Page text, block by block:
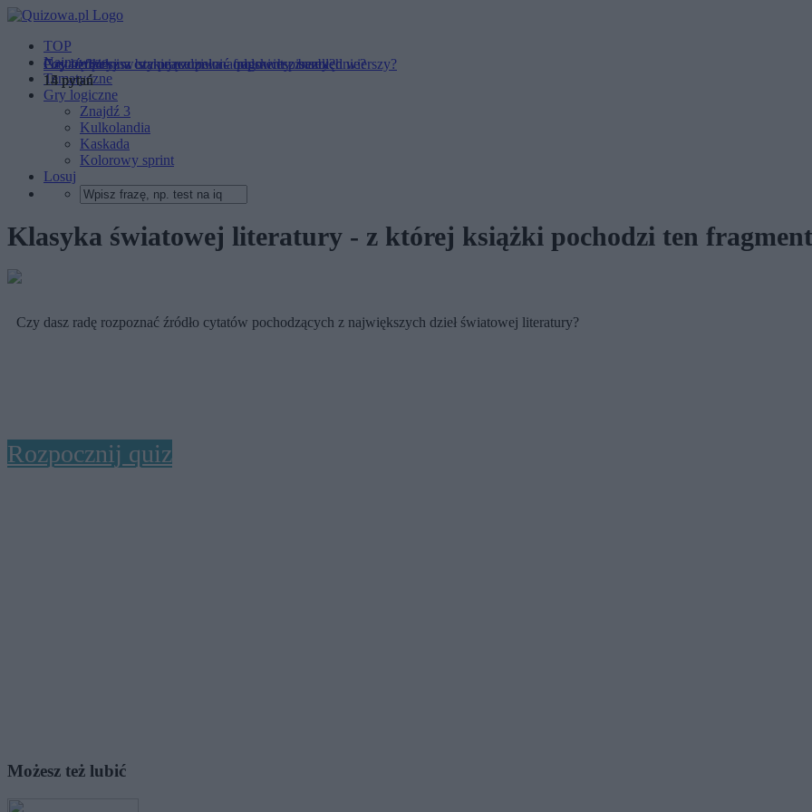
TOP
Najnowsze
Tematyczne
Gry logiczne
Znajdź 3
Kulkolandia
Kaskada
Kolorowy sprint
Losuj
Klasyka światowej literatury - z której książki pochodzi ten
Czy dasz radę rozpoznać źródło cytatów pochodzących z największych dzieł światowej literatury?
Rozpocznij quiz
Możesz też lubić
Czy uzupełnisz brakujące imiona polskich pisarek?
14 pytań
Postać fikcyjna czy prawdziwa - odpowiesz bezbłędnie?
14 pytań
Czy będziesz w stanie uzupełnić fragmenty znanych wierszy?
15 pytań